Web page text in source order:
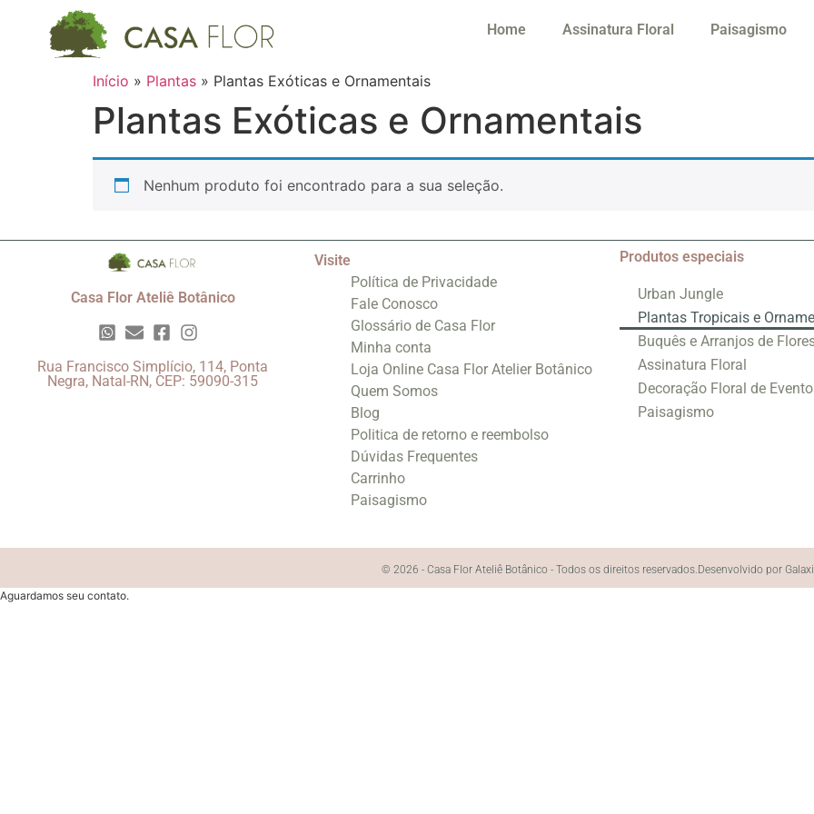
Home Assinatura Floral Paisagismo
Início » Plantas » Plantas Exóticas e Ornamentais
Plantas Exóticas e Ornamentais
Nenhum produto foi encontrado para a sua seleção.
Casa Flor Ateliê Botânico
Rua Francisco Simplício, 114, Ponta
Negra, Natal-RN, CEP: 59090-315
Visite
Política de Privacidade
Fale Conosco
Glossário de Casa Flor
Minha conta
Loja Online Casa Flor Atelier Botânico
Quem Somos
Blog
Politica de retorno e reembolso
Dúvidas Frequentes
Carrinho
Paisagismo
Produtos especiais
Urban Jungle
Plantas Tropicais e
Buquês e Arranjos de
Assinatura Floral
Decoração Floral de
Paisagismo
© 2026 - Casa Flor Ateliê Botânico - Todos os direitos reservados.Desenvolvido por
Aguardamos seu contato.